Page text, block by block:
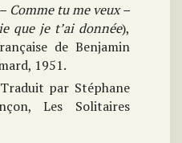
Comme tu me veux –
que je t’ai donnée),
de Benjamin
1951.
par Stéphane
Les Solitaires